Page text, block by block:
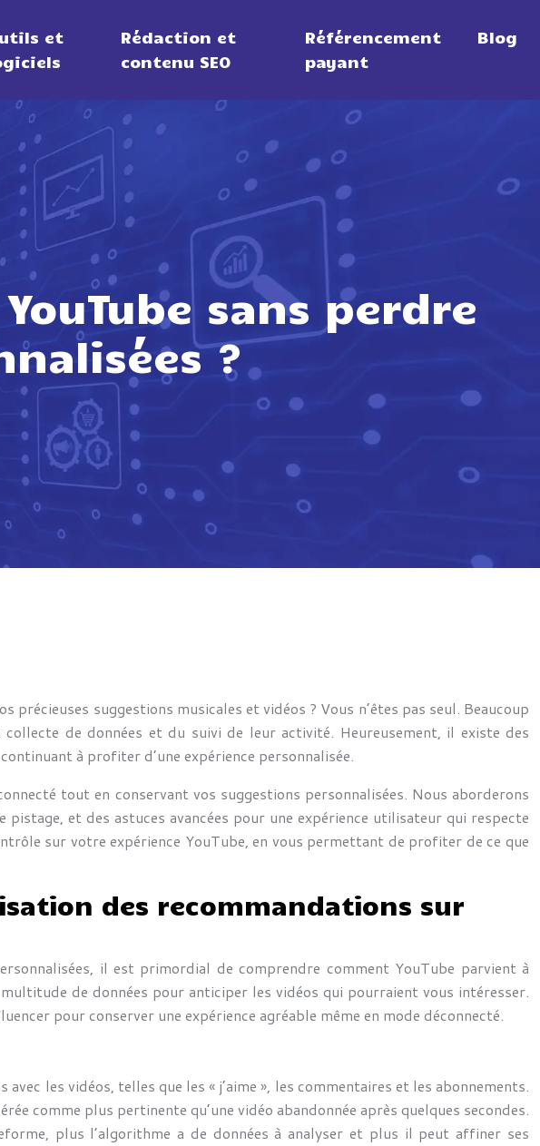
et
Rédaction et
contenu SEO
Référencement
payant
Blog
sans perdre
?
suggestions musicales et vidéos ? Vous n’êtes pas seul. Beaucoup
de données et du suivi de leur activité. Heureusement, il existe des
à profiter d’une expérience personnalisée.
tout en conservant vos suggestions personnalisées. Nous aborderons
et des astuces avancées pour une expérience utilisateur qui respecte
sur votre expérience YouTube, en vous permettant de profiter de ce que
des recommandations sur
il est primordial de comprendre comment YouTube parvient à
de données pour anticiper les vidéos qui pourraient vous intéresser.
pour conserver une expérience agréable même en mode déconnecté.
les vidéos, telles que les « j’aime », les commentaires et les abonnements.
comme plus pertinente qu’une vidéo abandonnée après quelques secondes.
plus l’algorithme a de données à analyser et plus il peut affiner ses